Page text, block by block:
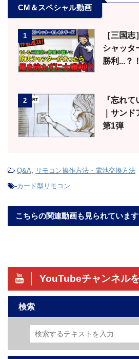
CM＆スペシャル動画
1
［三国
シャッタ
勝利...？！
2
『忘れ
｜サン
第1弾
-Q&A, リモコン操作方法・電池交換方法
-カード型リモコン
こちらの関連動画も見られています
YouTubeチャンネル
検索